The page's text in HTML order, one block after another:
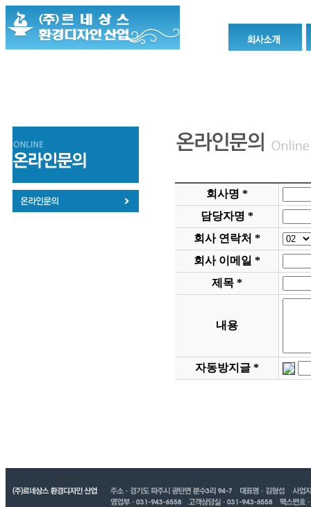
회사명 *
담당자명 *
회사 연락처 *
회사 이메일 *
제목 *
내용
자동방지글 *